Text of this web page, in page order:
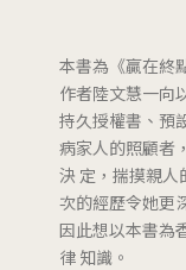
本書為《贏在終
作者陸文慧一向
持久授權書、預
病家人的照顧者
決 定，揣摸親人
次的經歷令她更
因此想以本書為
律 知識。